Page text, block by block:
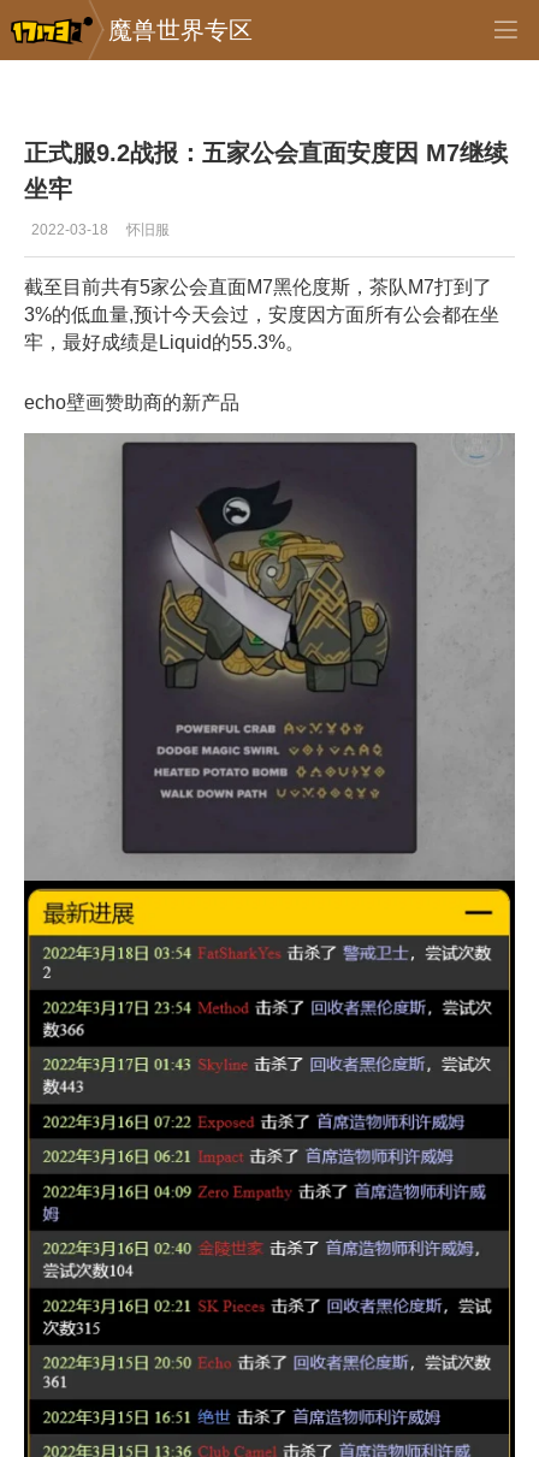
魔兽世界专区
专区_《魔兽世界》 >
正式服9.2战报：五家公会直面安度因 M7继续
坐牢
2022-03-18 怀旧服
截至目前共有5家公会直面M7黑伦度斯，茶队M7打到了
3%的低血量,预计今天会过，安度因方面所有公会都在坐
牢，最好成绩是Liquid的55.3%。
echo壁画赞助商的新产品